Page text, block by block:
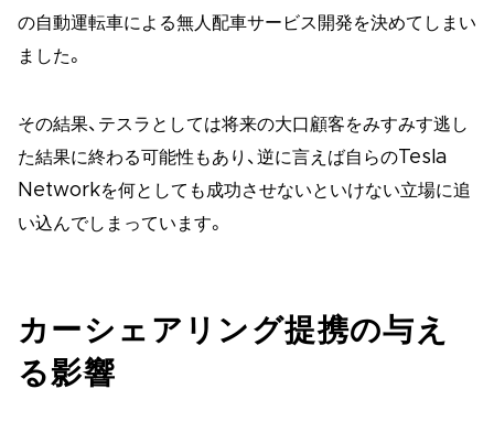
の自動運転車による無人配車サービス開発を決めてしまい
ました。
その結果、テスラとしては将来の大口顧客をみすみす逃し
た結果に終わる可能性もあり、逆に言えば自らのTesla
Networkを何としても成功させないといけない立場に追
い込んでしまっています。
カーシェアリング提携の与え
る影響